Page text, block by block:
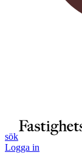
sök
Logga in